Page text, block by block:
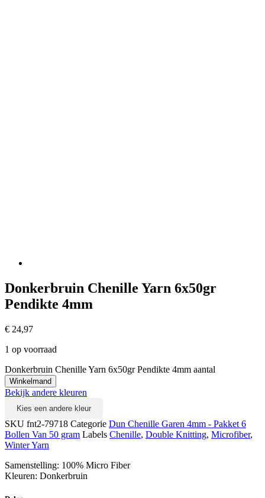
Donkerbruin Chenille Yarn 6x50gr
Pendikte 4mm
€ 24,97
1 op voorraad
Donkerbruin Chenille Yarn 6x50gr Pendikte 4mm aantal
Winkelmand
Bekijk andere kleuren
Kies een andere kleur
SKU fnt2-79718 Categorie Dun Chenille Garen 4mm - Pakket 6
Bollen Van 50 gram Labels Chenille, Double Knitting, Microfiber,
Winter Yarn
Samenstelling: 100% Micro Fiber
Kleuren: Donkerbruin